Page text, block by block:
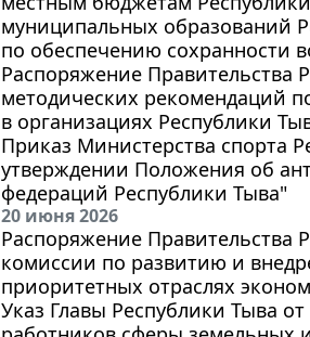
муниципальных образований
по обеспечению сохранности
Распоряжение Правительства
методических рекомендаций
в организациях Республики
Приказ Министерства спорта
утверждении Положения об
федераций Республики Тыва"
20 июня 2026
Распоряжение Правительства
комиссии по развитию и
приоритетных отраслях
Указ Главы Республики Тыва